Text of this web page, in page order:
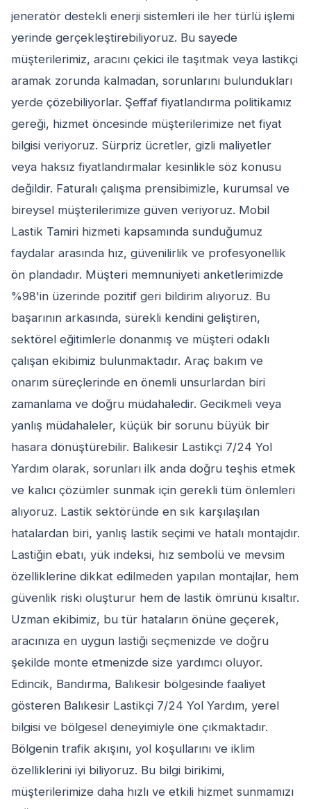
jeneratör destekli enerji sistemleri ile her türlü işlemi
yerinde gerçekleştirebiliyoruz. Bu sayede
müşterilerimiz, aracını çekici ile taşıtmak veya lastikçi
aramak zorunda kalmadan, sorunlarını bulundukları
yerde çözebiliyorlar. Şeffaf fiyatlandırma politikamız
gereği, hizmet öncesinde müşterilerimize net fiyat
bilgisi veriyoruz. Sürpriz ücretler, gizli maliyetler
veya haksız fiyatlandırmalar kesinlikle söz konusu
değildir. Faturalı çalışma prensibimizle, kurumsal ve
bireysel müşterilerimize güven veriyoruz. Mobil
Lastik Tamiri hizmeti kapsamında sunduğumuz
faydalar arasında hız, güvenilirlik ve profesyonellik
ön plandadır. Müşteri memnuniyeti anketlerimizde
%98'in üzerinde pozitif geri bildirim alıyoruz. Bu
başarının arkasında, sürekli kendini geliştiren,
sektörel eğitimlerle donanmış ve müşteri odaklı
çalışan ekibimiz bulunmaktadır. Araç bakım ve
onarım süreçlerinde en önemli unsurlardan biri
zamanlama ve doğru müdahaledir. Gecikmeli veya
yanlış müdahaleler, küçük bir sorunu büyük bir
hasara dönüştürebilir. Balıkesir Lastikçi 7/24 Yol
Yardım olarak, sorunları ilk anda doğru teşhis etmek
ve kalıcı çözümler sunmak için gerekli tüm önlemleri
alıyoruz. Lastik sektöründe en sık karşılaşılan
hatalardan biri, yanlış lastik seçimi ve hatalı montajdır.
Lastiğin ebatı, yük indeksi, hız sembolü ve mevsim
özelliklerine dikkat edilmeden yapılan montajlar, hem
güvenlik riski oluşturur hem de lastik ömrünü kısaltır.
Uzman ekibimiz, bu tür hataların önüne geçerek,
aracınıza en uygun lastiği seçmenizde ve doğru
şekilde monte etmenizde size yardımcı oluyor.
Edincik, Bandırma, Balıkesir bölgesinde faaliyet
gösteren Balıkesir Lastikçi 7/24 Yol Yardım, yerel
bilgisi ve bölgesel deneyimiyle öne çıkmaktadır.
Bölgenin trafik akışını, yol koşullarını ve iklim
özelliklerini iyi biliyoruz. Bu bilgi birikimi,
müşterilerimize daha hızlı ve etkili hizmet sunmamızı